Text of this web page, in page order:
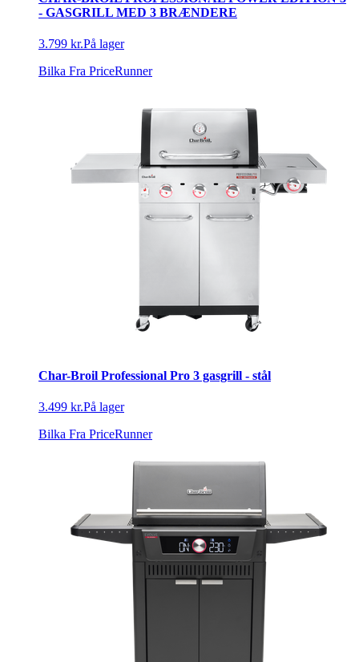
- GASGRILL MED 3 BRÆNDERE
3.799 kr.På lager
Bilka Fra PriceRunner
Char-Broil Professional Pro 3 gasgrill - stål
3.499 kr.På lager
Bilka Fra PriceRunner